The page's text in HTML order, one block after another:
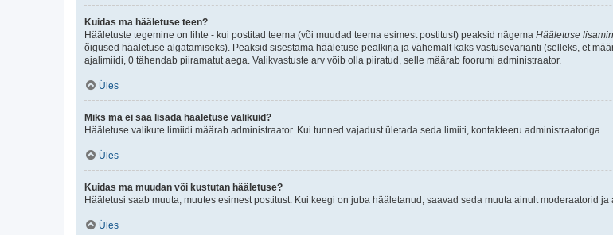
Kuidas ma hääletuse teen?
Hääletuste tegemine on lihte - kui postitad teema (või muudad teema esimest postitust) peaksid nägema Hääletuse
õigused hääletuse algatamiseks). Peaksid sisestama hääletuse pealkirja ja vähemalt kaks vastusevarianti (selleks, et
ajalimiidi, 0 tähendab piiramatut aega. Valikvastuste arv võib olla piiratud, selle määrab foorumi administraator.
Üles
Miks ma ei saa lisada hääletuse valikuid?
Hääletuse valikute limiidi määrab administraator. Kui tunned vajadust ületada seda limiiti, kontakteeru administraatoriga.
Üles
Kuidas ma muudan või kustutan hääletuse?
Hääletusi saab muuta, muutes esimest postitust. Kui keegi on juba hääletanud, saavad seda muuta ainult moderaatorid ja
Üles